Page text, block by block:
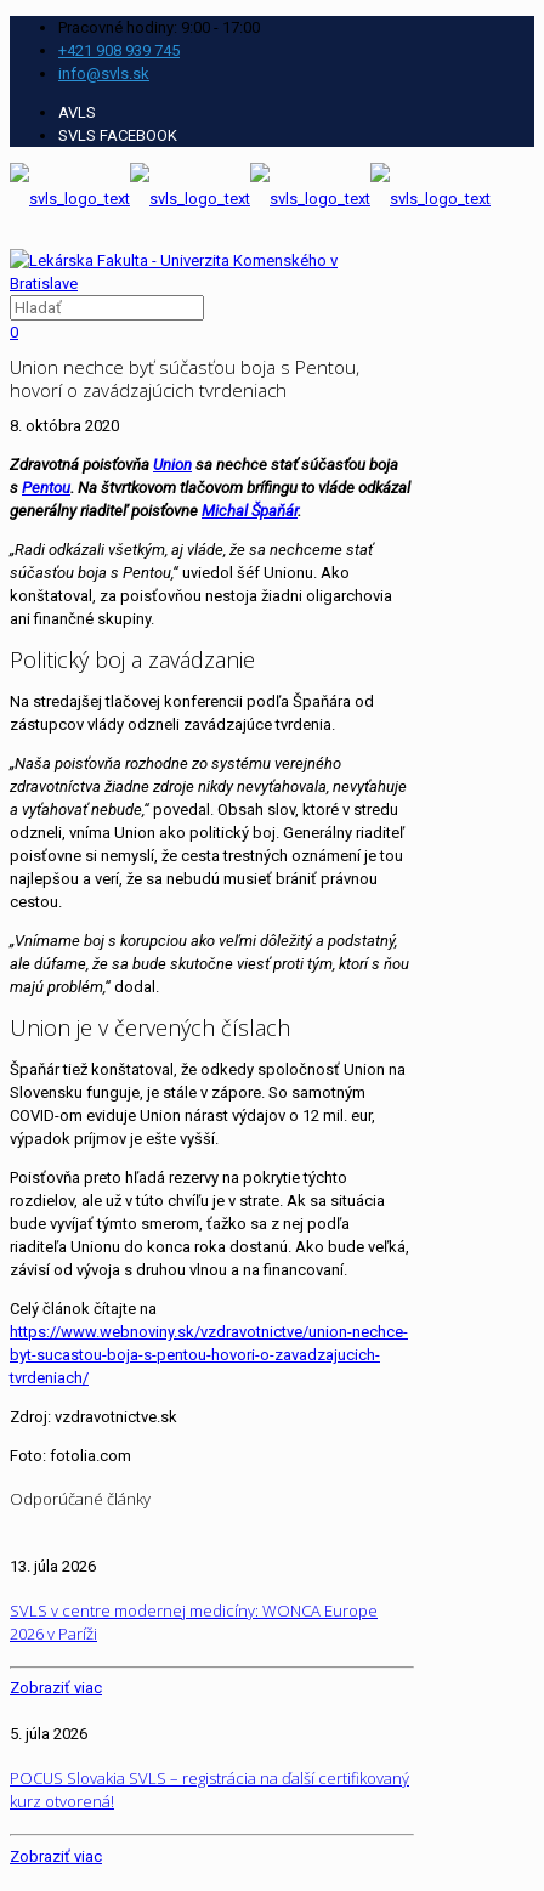
Pracovné hodiny: 9:00 - 17:00
+421 908 939 745
info@svls.sk
AVLS
SVLS FACEBOOK
0
Union nechce byť súčasťou boja s Pentou,
hovorí o zavádzajúcich tvrdeniach
8. októbra 2020
Zdravotná poisťovňa Union sa nechce stať súčasťou boja
s Pentou. Na štvrtkovom tlačovom brífingu to vláde odkázal
generálny riaditeľ poisťovne Michal Špaňár.
„Radi odkázali všetkým, aj vláde, že sa nechceme stať
súčasťou boja s Pentou,“ uviedol šéf Unionu. Ako
konštatoval, za poisťovňou nestoja žiadni oligarchovia
ani finančné skupiny.
Politický boj a zavádzanie
Na stredajšej tlačovej konferencii podľa Špaňára od
zástupcov vlády odzneli zavádzajúce tvrdenia.
„Naša poisťovňa rozhodne zo systému verejného
zdravotníctva žiadne zdroje nikdy nevyťahovala, nevyťahuje
a vyťahovať nebude,“ povedal. Obsah slov, ktoré v stredu
odzneli, vníma Union ako politický boj. Generálny riaditeľ
poisťovne si nemyslí, že cesta trestných oznámení je tou
najlepšou a verí, že sa nebudú musieť brániť právnou
cestou.
„Vnímame boj s korupciou ako veľmi dôležitý a podstatný,
ale dúfame, že sa bude skutočne viesť proti tým, ktorí s ňou
majú problém,“ dodal.
Union je v červených číslach
Špaňár tiež konštatoval, že odkedy spoločnosť Union na
Slovensku funguje, je stále v zápore. So samotným
COVID-om eviduje Union nárast výdajov o 12 mil. eur,
výpadok príjmov je ešte vyšší.
Poisťovňa preto hľadá rezervy na pokrytie týchto
rozdielov, ale už v túto chvíľu je v strate. Ak sa situácia
bude vyvíjať týmto smerom, ťažko sa z nej podľa
riaditeľa Unionu do konca roka dostanú. Ako bude veľká,
závisí od vývoja s druhou vlnou a na financovaní.
Celý článok čítajte na
https://www.webnoviny.sk/vzdravotnictve/union-nechce-
byt-sucastou-boja-s-pentou-hovori-o-zavadzajucich-
tvrdeniach/
Zdroj: vzdravotnictve.sk
Foto: fotolia.com
Odporúčané články
13. júla 2026
SVLS v centre modernej medicíny: WONCA Europe
2026 v Paríži
Zobraziť viac
5. júla 2026
POCUS Slovakia SVLS – registrácia na ďalší certifikovaný
kurz otvorená!
Zobraziť viac